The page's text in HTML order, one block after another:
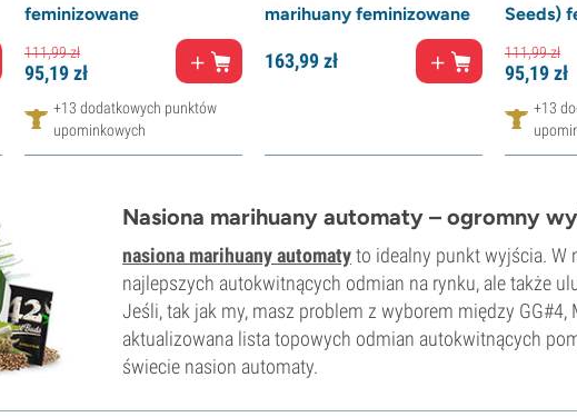
feminizowane
111,99zł
95,19zł
+13 dodatkowych punktów
upominkowych
marihuany feminizowane
163,99zł
Seeds)
111,99zł
95,19zł
+13
Nasiona marihuany automaty – ogromny
nasiona marihuany automatyto idealny punkt wyjścia. W
najlepszych autokwitnących odmian na rynku, ale także
Jeśli, tak jak my, masz problem z wyborem między
aktualizowana lista topowych odmian autokwitnących
świecie nasion automaty.